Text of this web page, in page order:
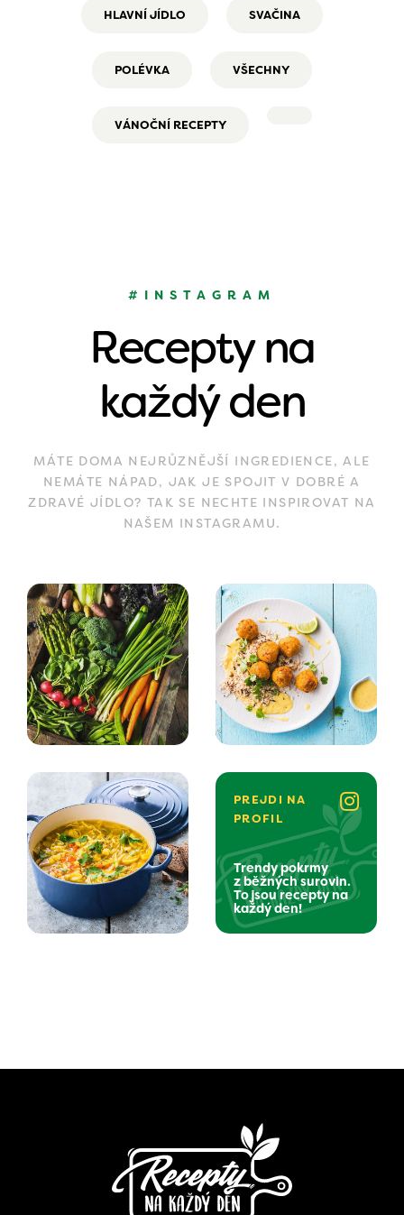
HLAVNÍ JÍDLO SVAČINA
POLÉVKA VŠECHNY
VÁNOČNÍ RECEPTY
#INSTAGRAM
Recepty na
každý den
MÁTE DOMA NEJRŮZNĚJŠÍ INGREDIENCE, ALE
NEMÁTE NÁPAD, JAK JE SPOJIT V DOBRÉ A
ZDRAVÉ JÍDLO? TAK SE NECHTE INSPIROVAT NA
NAŠEM INSTAGRAMU.
PREJDI NA
PROFIL
Trendy pokrmy
z běžných surovin.
To jsou recepty na
každý den!